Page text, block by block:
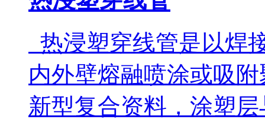
热浸塑穿线管是以焊
内外壁熔融喷涂或吸
新型复合资料，涂塑